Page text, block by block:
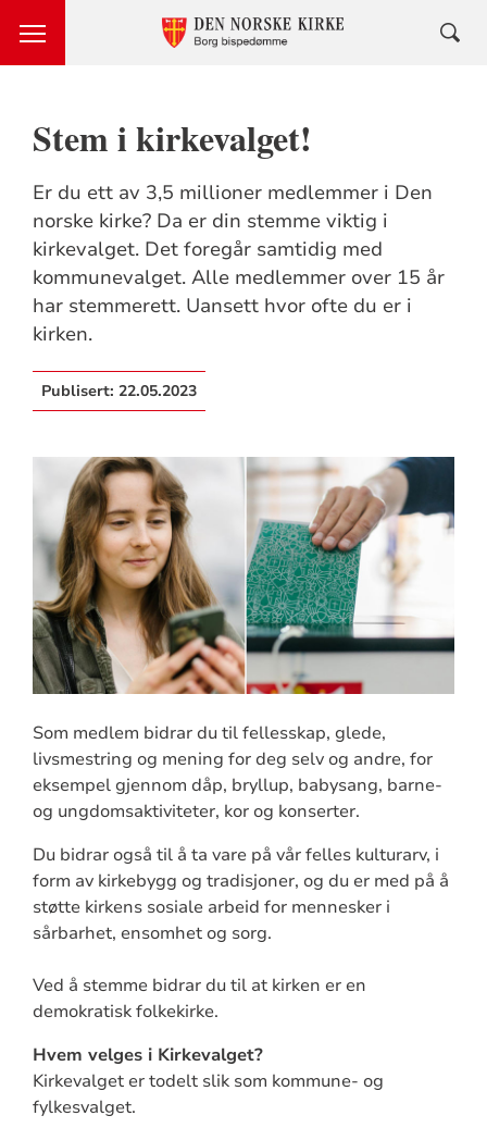
Stem i kirkevalget!
Er du ett av 3,5 millioner medlemmer i Den
norske kirke? Da er din stemme viktig i
kirkevalget. Det foregår samtidig med
kommunevalget. Alle medlemmer over 15 år
har stemmerett. Uansett hvor ofte du er i
kirken.
Publisert: 22.05.2023
Som medlem bidrar du til fellesskap, glede,
livsmestring og mening for deg selv og andre, for
eksempel gjennom dåp, bryllup, babysang, barne-
og ungdomsaktiviteter, kor og konserter.
Du bidrar også til å ta vare på vår felles kulturarv, i
form av kirkebygg og tradisjoner, og du er med på å
støtte kirkens sosiale arbeid for mennesker i
sårbarhet, ensomhet og sorg.
Ved å stemme bidrar du til at kirken er en
demokratisk folkekirke.
Hvem velges i Kirkevalget?
Kirkevalget er todelt slik som kommune- og
fylkesvalget.